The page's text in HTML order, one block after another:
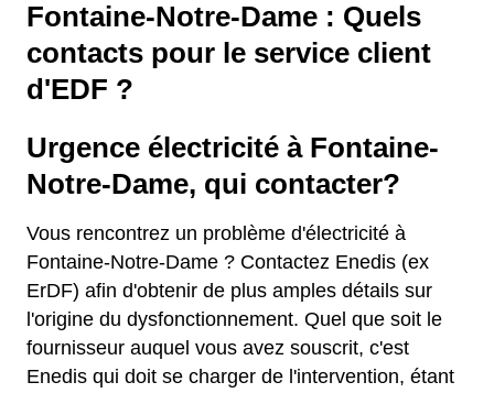
Fontaine-Notre-Dame : Quels
contacts pour le service client
d'EDF ?
Urgence électricité à Fontaine-
Notre-Dame, qui contacter?
Vous rencontrez un problème d'électricité à
Fontaine-Notre-Dame ? Contactez Enedis (ex
ErDF) afin d'obtenir de plus amples détails sur
l'origine du dysfonctionnement. Quel que soit le
fournisseur auquel vous avez souscrit, c'est
Enedis qui doit se charger de l'intervention, étant